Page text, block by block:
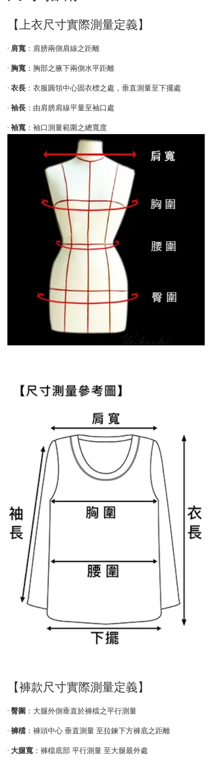
【上衣尺寸實際測量定義】
• 肩寬 ：肩膀兩側肩線之距離
• 胸寬 ：胸部之腋下兩側水平距離
• 衣長 ：衣服圓領中心固衣標之處，垂直測量至下擺處
• 袖長 ：由肩膀肩線平量至袖口處
• 袖寬 ：袖口測量範圍之總寬度
【褲款尺寸實際測量定義】
• 臀圍 ：大腿外側垂直於褲檔之平行測量
• 褲檔 ：褲頭中心 垂直測量 至拉鍊下方褲底之距離
• 大腿寬 ：褲檔底部 平行測量 至大腿最外處